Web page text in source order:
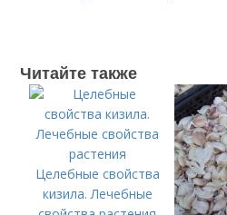
Читайте также
Целебные свойства
кизила. Лечебные